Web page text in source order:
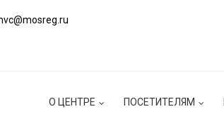
О ЦЕНТРЕ ПОСЕТИТЕЛЯМ